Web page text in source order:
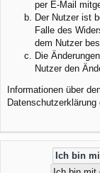
per E-Mail
Der Nutzer ist
Falle des
dem Nutzer
Die
Nutzer den
Informationen über
Datenschutzerklärung